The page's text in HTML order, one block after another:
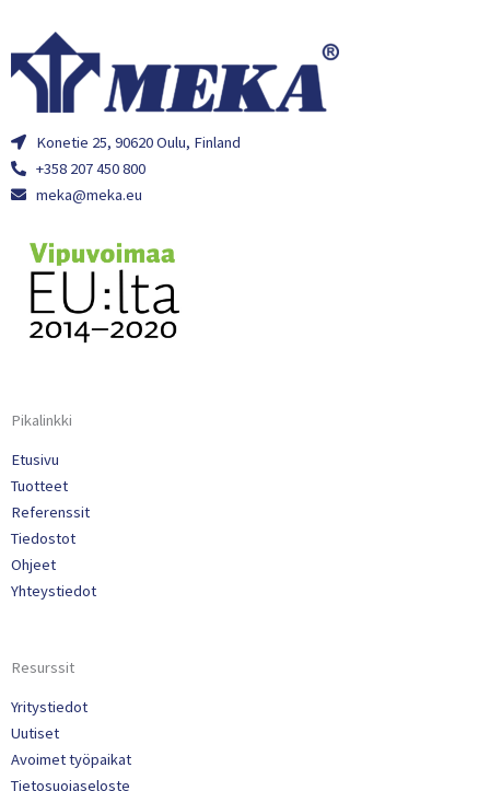
Konetie 25, 90620 Oulu, Finland
+358 207 450 800
meka@meka.eu
Pikalinkki
Etusivu
Tuotteet
Referenssit
Tiedostot
Ohjeet
Yhteystiedot
Resurssit
Yritystiedot
Uutiset
Avoimet työpaikat
Tietosuojaseloste